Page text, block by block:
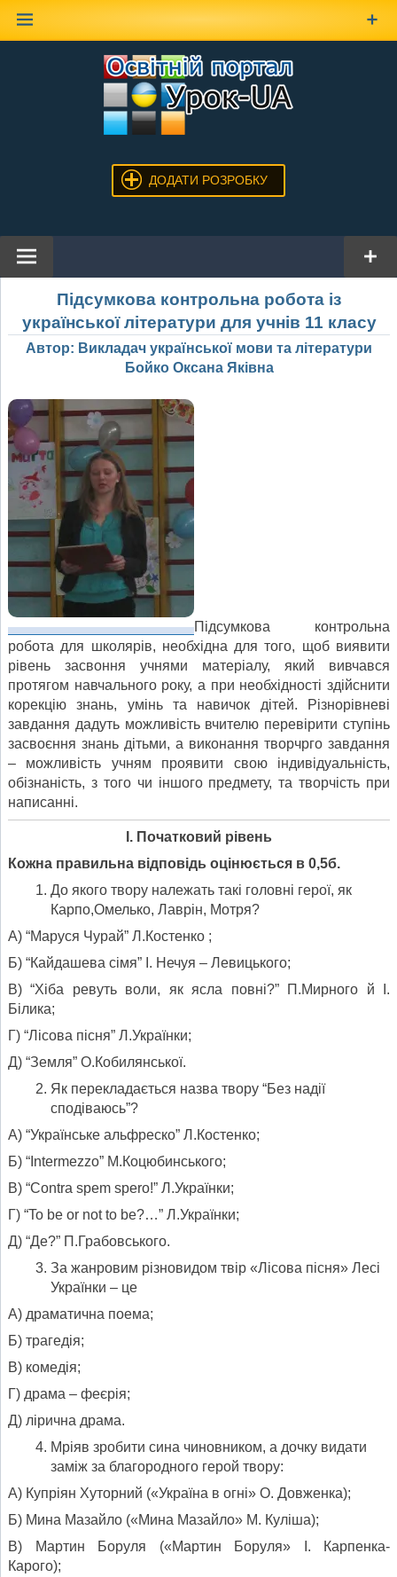
ДОДАТИ РОЗРОБКУ
Підсумкова контрольна робота із
української літератури для учнів 11 класу
Автор: Викладач української мови та літератури
Бойко Оксана Яківна
Підсумкова контрольна
робота для школярів, необхідна для того, щоб виявити
рівень засвоння учнями матеріалу, який вивчався
протягом навчального року, а при необхідності здійснити
корекцію знань, умінь та навичок дітей. Різнорівневі
завдання дадуть можливість вчителю перевірити ступінь
засвоєння знань дітьми, а виконання творчрго завдання
– можливість учням проявити свою індивідуальність,
обізнаність, з того чи іншого предмету, та творчість при
написанні.
І. Початковий рівень
Кожна правильна відповідь оцінюється в 0,5б.
До якого твору належать такі головні герої, як
Карпо,Омелько, Лаврін, Мотря?
А) “Маруся Чурай” Л.Костенко ;
Б) “Кайдашева сімя” І. Нечуя – Левицького;
В) “Хіба ревуть воли, як ясла повні?” П.Мирного й І.
Білика;
Г) “Лісова пісня” Л.Українки;
Д) “Земля” О.Кобилянської.
Як перекладається назва твору “Без надії
сподіваюсь”?
А) “Українське альфреско” Л.Костенко;
Б) “Intermezzo” М.Коцюбинського;
В) “Contra spem spero!” Л.Українки;
Г) “To be or not to be?…” Л.Українки;
Д) “Де?” П.Грабовського.
За жанровим різновидом твір «Лісова пісня» Лесі
Українки – це
А) драматична поема;
Б) трагедія;
В) комедія;
Г) драма – феєрія;
Д) лірична драма.
Мріяв зробити сина чиновником, а дочку видати
заміж за благородного герой твору:
A) Купріян Хуторний («Україна в огні» О. Довженка);
Б) Мина Мазайло («Мина Мазайло» М. Куліша);
В) Мартин Боруля («Мартин Боруля» І. Карпенка-
Карого);